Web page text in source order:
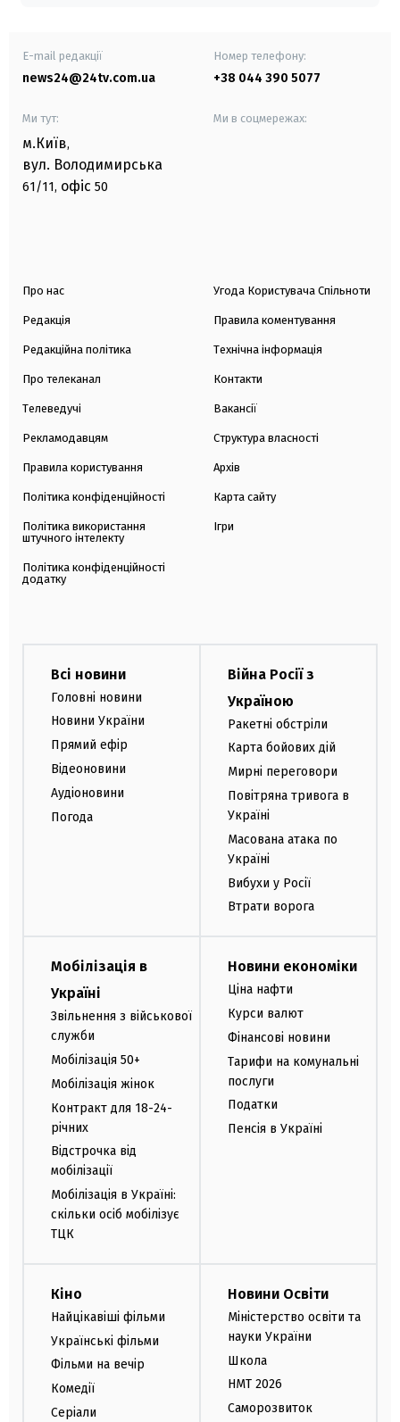
E-mail редакції
news24@24tv.com.ua
Номер телефону:
+38 044 390 5077
Ми тут:
м.Київ,
вул. Володимирська
61/11, офіс 50
Ми в соцмережах:
Про нас
Редакція
Редакційна політика
Про телеканал
Телеведучі
Рекламодавцям
Правила користування
Політика конфіденційності
Політика використання
штучного інтелекту
Політика конфіденційності
додатку
Угода Користувача Спільноти
Правила коментування
Технічна інформація
Контакти
Вакансії
Структура власності
Архів
Карта сайту
Ігри
Всі новини
Головні новини
Новини України
Прямий ефір
Відеоновини
Аудіоновини
Погода
Війна Росії з
Україною
Ракетні обстріли
Карта бойових дій
Мирні переговори
Повітряна тривога в
Україні
Масована атака по
Україні
Вибухи у Росії
Втрати ворога
Мобілізація в
Україні
Звільнення з військової
служби
Мобілізація 50+
Мобілізація жінок
Контракт для 18-24-
річних
Відстрочка від
мобілізації
Мобілізація в Україні:
скільки осіб мобілізує
ТЦК
Новини економіки
Ціна нафти
Курси валют
Фінансові новини
Тарифи на комунальні
послуги
Податки
Пенсія в Україні
Кіно
Найцікавіші фільми
Українські фільми
Фільми на вечір
Комедії
Серіали
Новини Освіти
Міністерство освіти та
науки України
Школа
НМТ 2026
Саморозвиток